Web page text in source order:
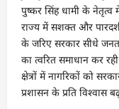
पुष्कर सिंह धामी के नेतृत्व
राज्य में सशक्त और
के जरिए सरकार सीधे
का त्वरित समाधान कर
क्षेत्रों में नागरिकों को
प्रशासन के प्रति विश्वास